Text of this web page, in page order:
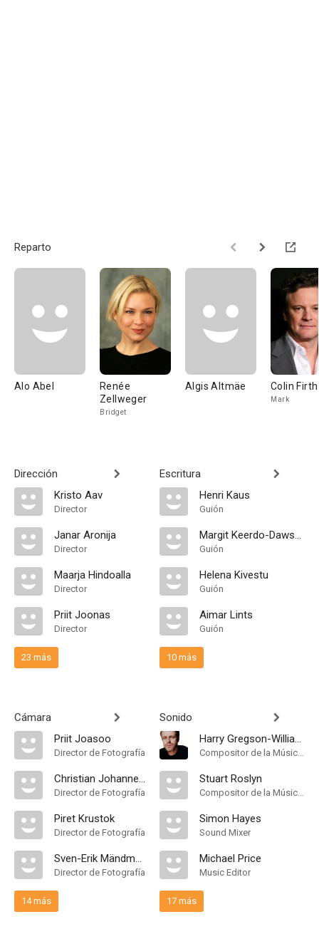
Reparto
Alo Abel
Renée
Zellweger
Bridget
Algis Altmäe Colin Firth
Mark
Dirección
Kristo Aav
Director
Janar Aronija
Director
Maarja Hindoalla
Director
Priit Joonas
Director
23 más
Cámara
Priit Joasoo
Director de Fotografía
Christian Johannes Kask
Director de Fotografía
Piret Krustok
Director de Fotografía
Sven-Erik Mändmaa
Director de Fotografía
14 más
Escritura
Henri Kaus
Guión
Margit Keerdo-Dawson
Guión
Helena Kivestu
Guión
Aimar Lints
Guión
10 más
Sonido
Harry Gregson-Williams
Compositor de la Música Original
Stuart Roslyn
Compositor de la Música Original
Simon Hayes
Sound Mixer
Michael Price
Music Editor
17 más